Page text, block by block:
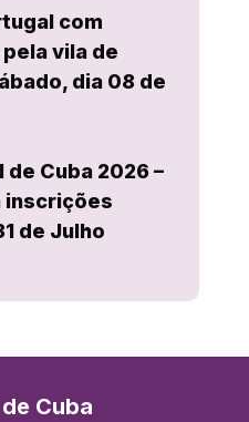
com
vila de
dia 08 de
de Cuba 2026 –
inscrições
de Julho
Cuba